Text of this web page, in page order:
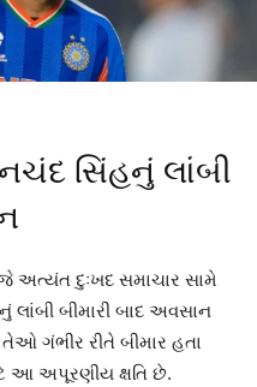
સિંહનું લાંબી
અત્યંત દુઃખદ સમાચાર સામે
લાંબી બીમારી બાદ અવસાન
ગંભીર રીતે બીમાર હતા
આ અપૂરણીય ક્ષતિ છે.